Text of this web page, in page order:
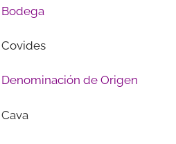
Bodega
Covides
Denominación de Origen
Cava